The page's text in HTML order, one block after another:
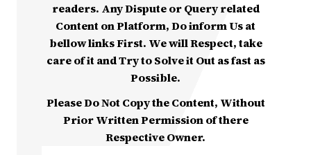
readers. Any Dispute or Query related
Content on Platform, Do inform Us at
bellow links First. We will Respect, take
care of it and Try to Solve it Out as fast as
Possible.
Please Do Not Copy the Content, Without
Prior Written Permission of there
Respective Owner.